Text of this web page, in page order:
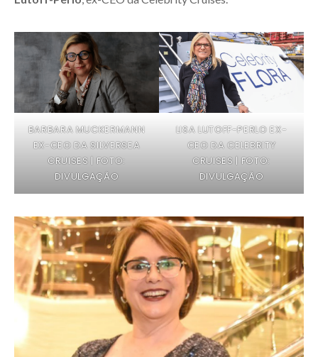
BARBARA MUCKERMANN
EX-CEO DA SILVERSEA
CRUISES | FOTO:
DIVULGAÇÃO
LISA LUTOFF-PERLO EX-
CEO DA CELEBRITY
CRUISES | FOTO:
DIVULGAÇÃO